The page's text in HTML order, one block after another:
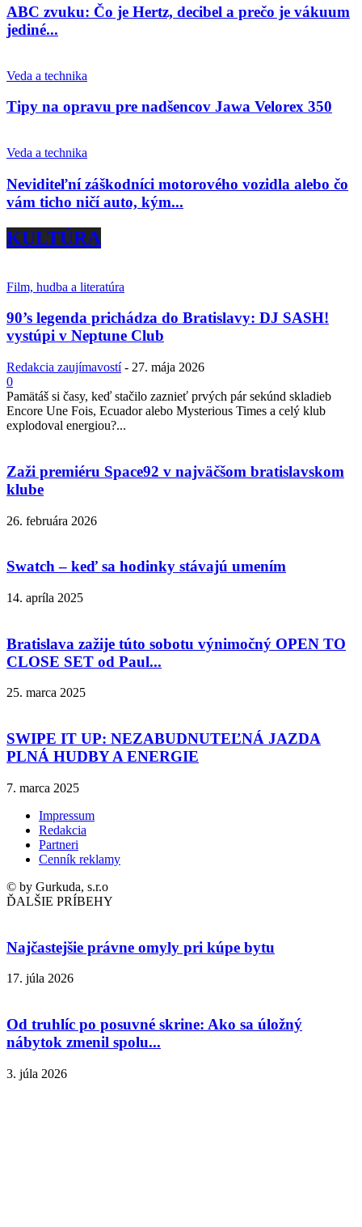
ABC zvuku: Čo je Hertz, decibel a prečo je vákuum
jediné...
Veda a technika
Tipy na opravu pre nadšencov Jawa Velorex 350
Veda a technika
Neviditeľní záškodníci motorového vozidla alebo čo
vám ticho ničí auto, kým...
KULTÚRA
Film, hudba a literatúra
90’s legenda prichádza do Bratislavy: DJ SASH!
vystúpi v Neptune Club
Redakcia zaujímavostí - 27. mája 2026
0
Pamätáš si časy, keď stačilo zaznieť prvých pár sekúnd skladieb
Encore Une Fois, Ecuador alebo Mysterious Times a celý klub
explodoval energiou?...
Zaži premiéru Space92 v najväčšom bratislavskom
klube
26. februára 2026
Swatch – keď sa hodinky stávajú umením
14. apríla 2025
Bratislava zažije túto sobotu výnimočný OPEN TO
CLOSE SET od Paul...
25. marca 2025
SWIPE IT UP: NEZABUDNUTEĽNÁ JAZDA
PLNÁ HUDBY A ENERGIE
7. marca 2025
Impressum
Redakcia
Partneri
Cenník reklamy
© by Gurkuda, s.r.o
ĎALŠIE PRÍBEHY
Najčastejšie právne omyly pri kúpe bytu
17. júla 2026
Od truhlíc po posuvné skrine: Ako sa úložný
nábytok zmenil spolu...
3. júla 2026